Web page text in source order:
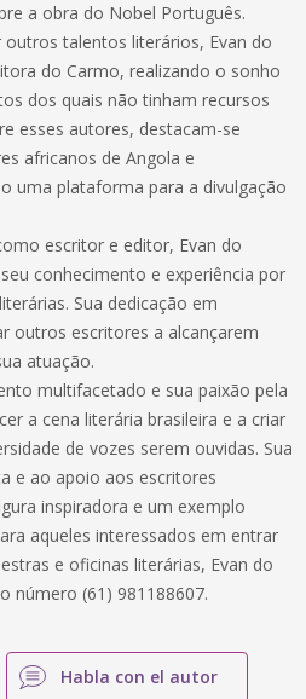
a obra do Nobel Português.
talentos literários, Evan do
do Carmo, realizando o sonho
dos quais não tinham recursos
esses autores, destacam-se
africanos de Angola e
uma plataforma para a divulgação
escritor e editor, Evan do
conhecimento e experiência por
Sua dedicação em
outros escritores a alcançarem
atuação.
multifacetado e sua paixão pela
a cena literária brasileira e a criar
de vozes serem ouvidas. Sua
e ao apoio aos escritores
inspiradora e um exemplo
aqueles interessados em entrar
e oficinas literárias, Evan do
número (61) 981188607.
Habla con el autor